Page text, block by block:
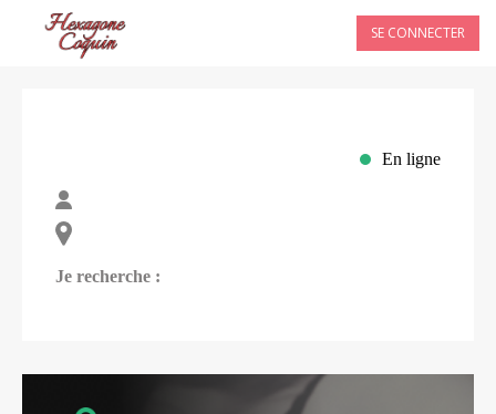
SE CONNECTER
En ligne
Je recherche :